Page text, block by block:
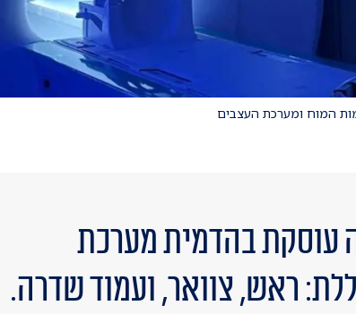
המוח ומערכת העצבים
עוסקת בהדמית מערכת
ראש, צוואר, ועמוד שדרה.